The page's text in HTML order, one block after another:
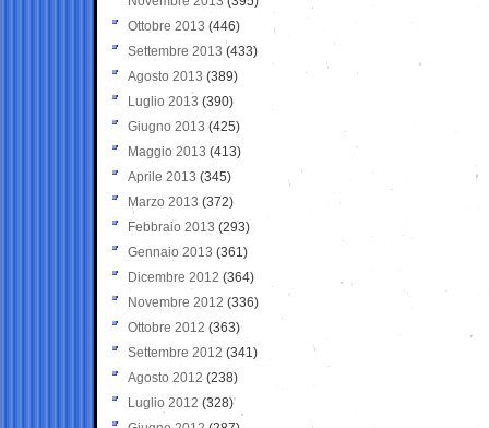
Ottobre 2013 (446)
Settembre 2013 (433)
Agosto 2013 (389)
Luglio 2013 (390)
Giugno 2013 (425)
Maggio 2013 (413)
Aprile 2013 (345)
Marzo 2013 (372)
Febbraio 2013 (293)
Gennaio 2013 (361)
Dicembre 2012 (364)
Novembre 2012 (336)
Ottobre 2012 (363)
Settembre 2012 (341)
Agosto 2012 (238)
Luglio 2012 (328)